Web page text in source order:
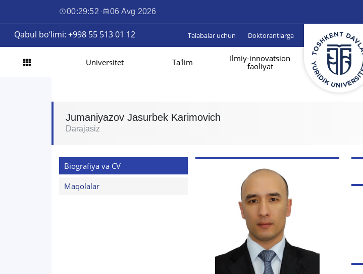
00:29:53 · 06 Avg 2026
Qabul bo‘limi: +998 55 513 01 12 Talabalar uchun Doktorantlarga
Universitet Ta'lim
Ilmiy-innovatsion
faoliyat
Jumaniyazov Jasurbek Karimovich
Darajasiz
Biografiya va CV
Maqolalar